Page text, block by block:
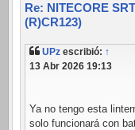
Re: NITECORE
(R)CR123)
UPz escribió: ↑
13 Abr 2026 19:13
Ya no tengo esta
solo funcionará con